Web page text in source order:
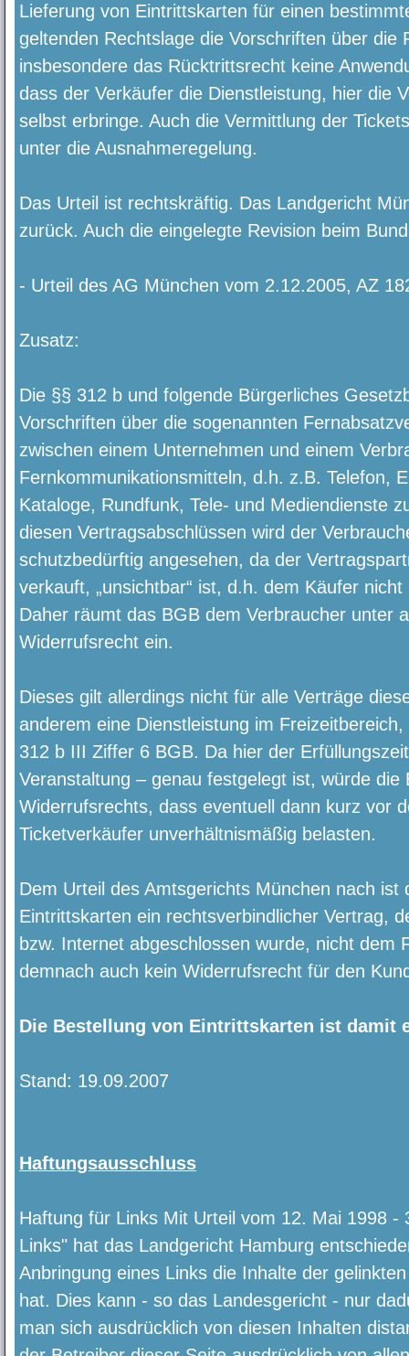
Lieferung von Eintrittskarten für einen
geltenden Rechtslage die Vorschriften über die
insbesondere das Rücktrittsrecht keine
dass der Verkäufer die Dienstleistung, hier die
selbst erbringe. Auch die Vermittlung der
unter die Ausnahmeregelung.
Das Urteil ist rechtskräftig. Das Landgericht
zurück. Auch die eingelegte Revision beim
- Urteil des AG München vom 2.12.2005, AZ
Zusatz:
Die §§ 312 b und folgende Bürgerliches
Vorschriften über die sogenannten
zwischen einem Unternehmen und einem
Fernkommunikationsmitteln, d.h. z.B. Telefon,
Kataloge, Rundfunk, Tele- und Mediendienste
diesen Vertragsabschlüssen wird der
schutzbedürftig angesehen, da der
verkauft, „unsichtbar“ ist, d.h. dem Käufer
Daher räumt das BGB dem Verbraucher unter
Widerrufsrecht ein.
Dieses gilt allerdings nicht für alle Verträge
anderem eine Dienstleistung im
312 b III Ziffer 6 BGB. Da hier der
Veranstaltung – genau festgelegt ist, würde die
Widerrufsrechts, dass eventuell dann kurz vor
Ticketverkäufer unverhältnismäßig belasten.
Dem Urteil des Amtsgerichts München nach ist
Eintrittskarten ein rechtsverbindlicher Vertrag,
bzw. Internet abgeschlossen wurde, nicht dem
demnach auch kein Widerrufsrecht für den
Die Bestellung von Eintrittskarten ist damit
Stand: 19.09.2007
Haftungsausschluss
Haftung für Links Mit Urteil vom 12. Mai 1998 -
Links" hat das Landgericht Hamburg
Anbringung eines Links die Inhalte der
hat. Dies kann - so das Landesgericht - nur
man sich ausdrücklich von diesen Inhalten